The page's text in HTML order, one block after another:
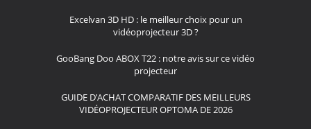
Excelvan 3D HD : le meilleur choix pour un
vidéoprojecteur 3D ?
GooBang Doo ABOX T22 : notre avis sur ce vidéo
projecteur
GUIDE D’ACHAT COMPARATIF DES MEILLEURS
VIDÉOPROJECTEUR OPTOMA DE 2026